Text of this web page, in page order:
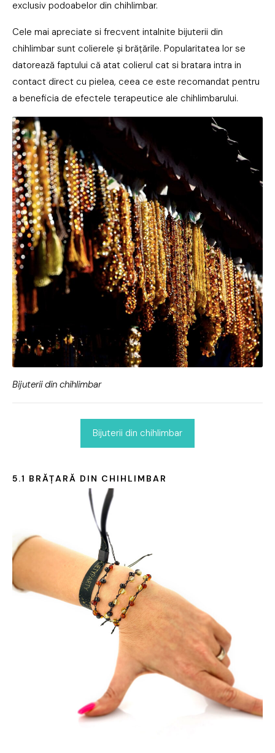
exclusiv podoabelor din chihlimbar.
Cele mai apreciate si frecvent intalnite bijuterii din
chihlimbar sunt colierele și brățările. Popularitatea lor se
datorează faptului că atat colierul cat si bratara intra in
contact direct cu pielea, ceea ce este recomandat pentru
a beneficia de efectele terapeutice ale chihlimbarului.
Bijuterii din chihlimbar
Bijuterii din chihlimbar
5.1 BRĂȚARĂ DIN CHIHLIMBAR